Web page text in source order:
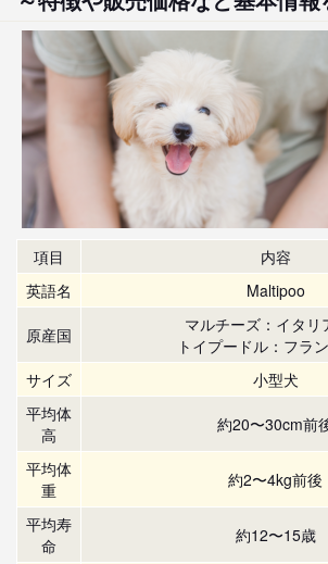
項目
内容
英語名
Maltipoo
原産国
マルチーズ：イタリ
トイプードル：フラ
サイズ
小型犬
平均体
高
約20〜30cm前
平均体
重
約2〜4kg前後
平均寿
命
約12〜15歳